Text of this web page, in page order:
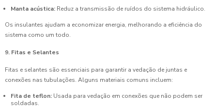
Manta acústica: Reduz a transmissão de ruídos do sistema hidráulico.
Os insulantes ajudam a economizar energia, melhorando a eficiência do
sistema como um todo.
9. Fitas e Selantes
Fitas e selantes são essenciais para garantir a vedação de juntas e
conexões nas tubulações. Alguns materiais comuns incluem:
Fita de teflon: Usada para vedação em conexões que não podem ser
soldadas.